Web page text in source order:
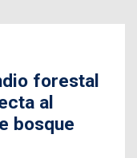
forestal
al
bosque